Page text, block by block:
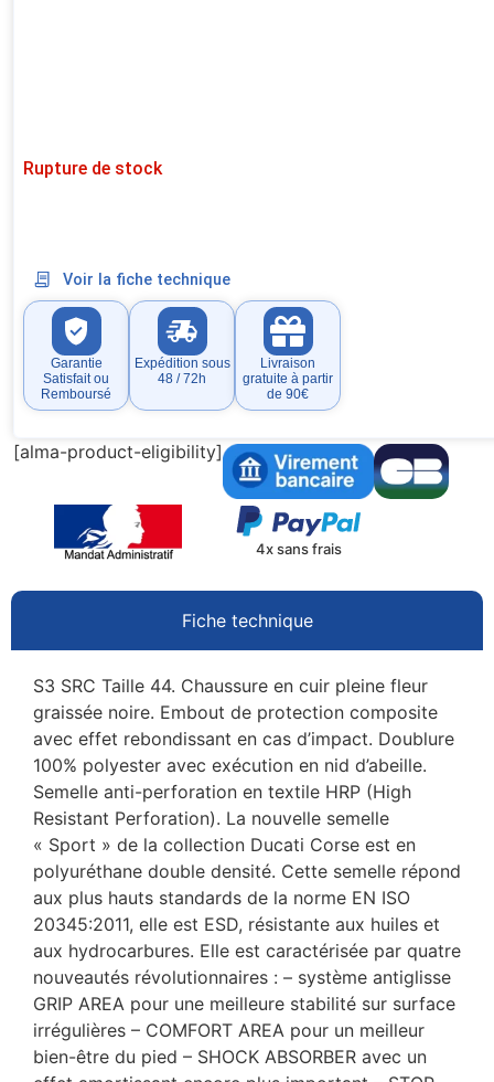
Rupture de stock
Voir la fiche technique
Garantie
Satisfait ou
Remboursé
Expédition sous
48 / 72h
Livraison
gratuite à partir
de 90€
[alma-product-eligibility]
4x sans frais
Fiche technique
S3 SRC Taille 44. Chaussure en cuir pleine fleur
graissée noire. Embout de protection composite
avec effet rebondissant en cas d’impact. Doublure
100% polyester avec exécution en nid d’abeille.
Semelle anti-perforation en textile HRP (High
Resistant Perforation). La nouvelle semelle
« Sport » de la collection Ducati Corse est en
polyuréthane double densité. Cette semelle répond
aux plus hauts standards de la norme EN ISO
20345:2011, elle est ESD, résistante aux huiles et
aux hydrocarbures. Elle est caractérisée par quatre
nouveautés révolutionnaires : – système antiglisse
GRIP AREA pour une meilleure stabilité sur surface
irrégulières – COMFORT AREA pour un meilleur
bien-être du pied – SHOCK ABSORBER avec un